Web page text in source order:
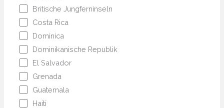
Britische Jungferninseln
Costa Rica
Dominica
Dominikanische Republik
El Salvador
Grenada
Guatemala
Haiti